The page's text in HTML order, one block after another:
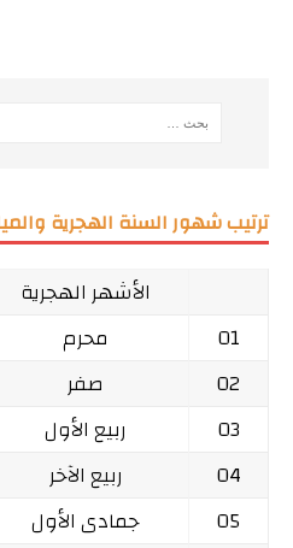
ترتيب شهور السنة الهجرية
الأشهر الهجرية
01
محرم
02
صفر
03
ربيع الأول
04
ربيع الآخر
05
جمادى الأول